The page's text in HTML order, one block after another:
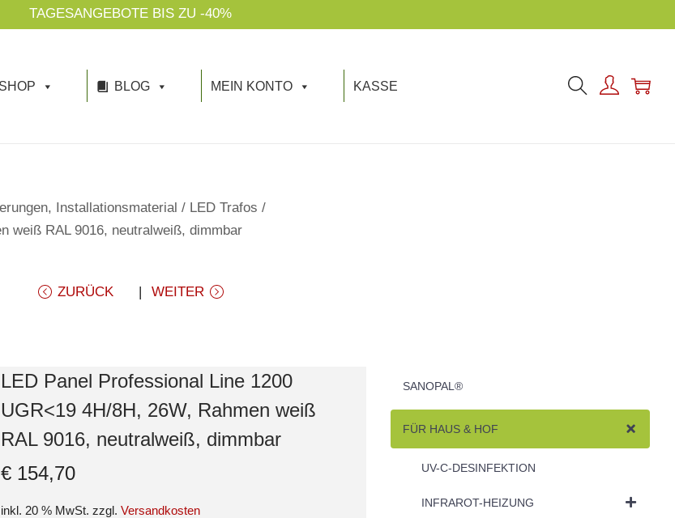
SHOP BLOG MEIN KONTO KASSE
Installationsmaterial / LED Trafos /
weiß RAL 9016, neutralweiß, dimmbar
ZURÜCK WEITER
LED Panel Professional Line 1200
UGR<19 4H/8H, 26W, Rahmen weiß
RAL 9016, neutralweiß, dimmbar
€154,70
inkl. 20 % MwSt. zzgl. Versandkosten
SANOPAL®
FÜR HAUS & HOF
UV-C-DESINFEKTION
INFRAROT-HEIZUNG